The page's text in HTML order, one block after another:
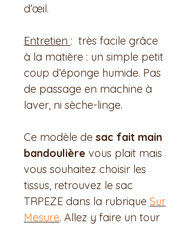
d’œil.
Entretien : très facile grâce
à la matière : un simple petit
coup d’éponge humide. Pas
de passage en machine à
laver, ni sèche-linge.
Ce modèle de sac fait main
bandoulière vous plait mais
vous souhaitez choisir les
tissus, retrouvez le sac
TRPEZE dans la rubrique Sur
Mesure. Allez y faire un tour